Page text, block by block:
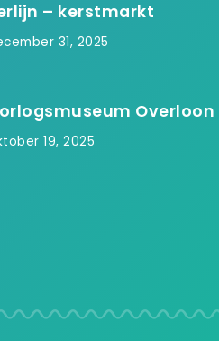
– kerstmarkt
31, 2025
Overloon
19, 2025